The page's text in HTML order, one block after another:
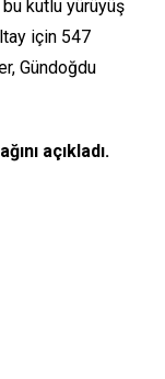
kutlu yürüyüş
için 547
Gündoğdu
açıkladı.